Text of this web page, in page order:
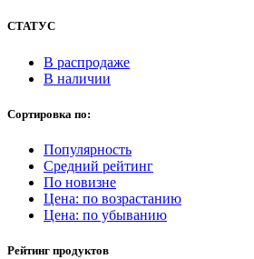
СТАТУС
В распродаже
В наличии
Сортировка по:
Популярность
Средний рейтинг
По новизне
Цена: по возрастанию
Цена: по убыванию
Рейтинг продуктов